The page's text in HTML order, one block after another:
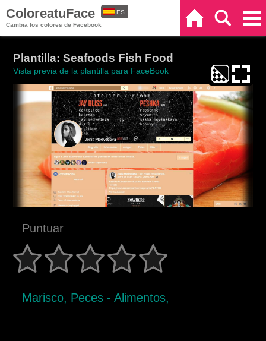
ColoreatuFace
Cambia los colores de Facebook
ES
Plantilla: Seafoods Fish Food
Vista previa de la plantilla para FaceBook
Puntuar
Marisco, Peces - Alimentos,